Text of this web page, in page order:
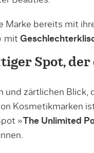
bereits mit
mit
Spot, der
und zärtlichen Blick,
Kosmetikmarken
» The Unlimited